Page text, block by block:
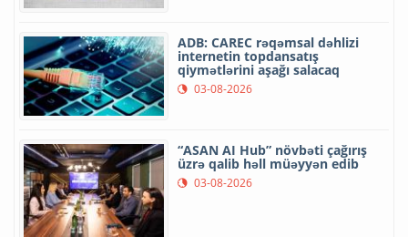
ADB: CAREC rəqəmsal dəhlizi
internetin topdansatış
qiymətlərini aşağı salacaq
03-08-2026
“ASAN AI Hub” növbəti çağırış
üzrə qalib həll müəyyən edib
03-08-2026